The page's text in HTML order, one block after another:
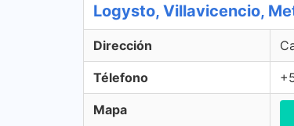
Logysto, Villavicencio,
Dirección
Télefono
Mapa